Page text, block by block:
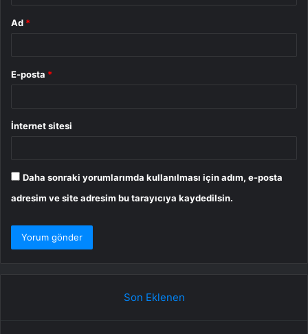
Ad *
E-posta *
İnternet sitesi
Daha sonraki yorumlarımda kullanılması için adım, e-posta
adresim ve site adresim bu tarayıcıya kaydedilsin.
Son Eklenen